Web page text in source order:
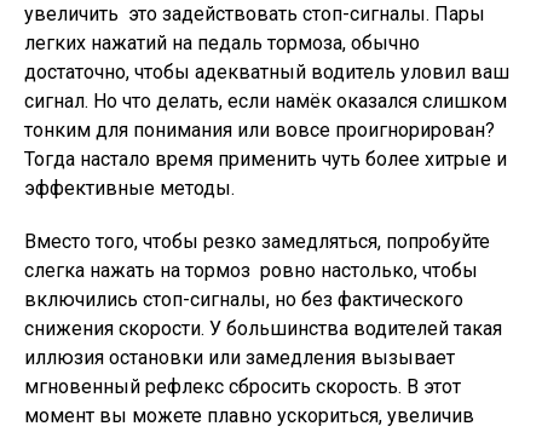
увеличить  это задействовать стоп-сигналы. Пары
легких нажатий на педаль тормоза, обычно
достаточно, чтобы адекватный водитель уловил ваш
сигнал. Но что делать, если намёк оказался слишком
тонким для понимания или вовсе проигнорирован?
Тогда настало время применить чуть более хитрые и
эффективные методы.
Вместо того, чтобы резко замедляться, попробуйте
слегка нажать на тормоз  ровно настолько, чтобы
включились стоп-сигналы, но без фактического
снижения скорости. У большинства водителей такая
иллюзия остановки или замедления вызывает
мгновенный рефлекс сбросить скорость. В этот
момент вы можете плавно ускориться, увеличив